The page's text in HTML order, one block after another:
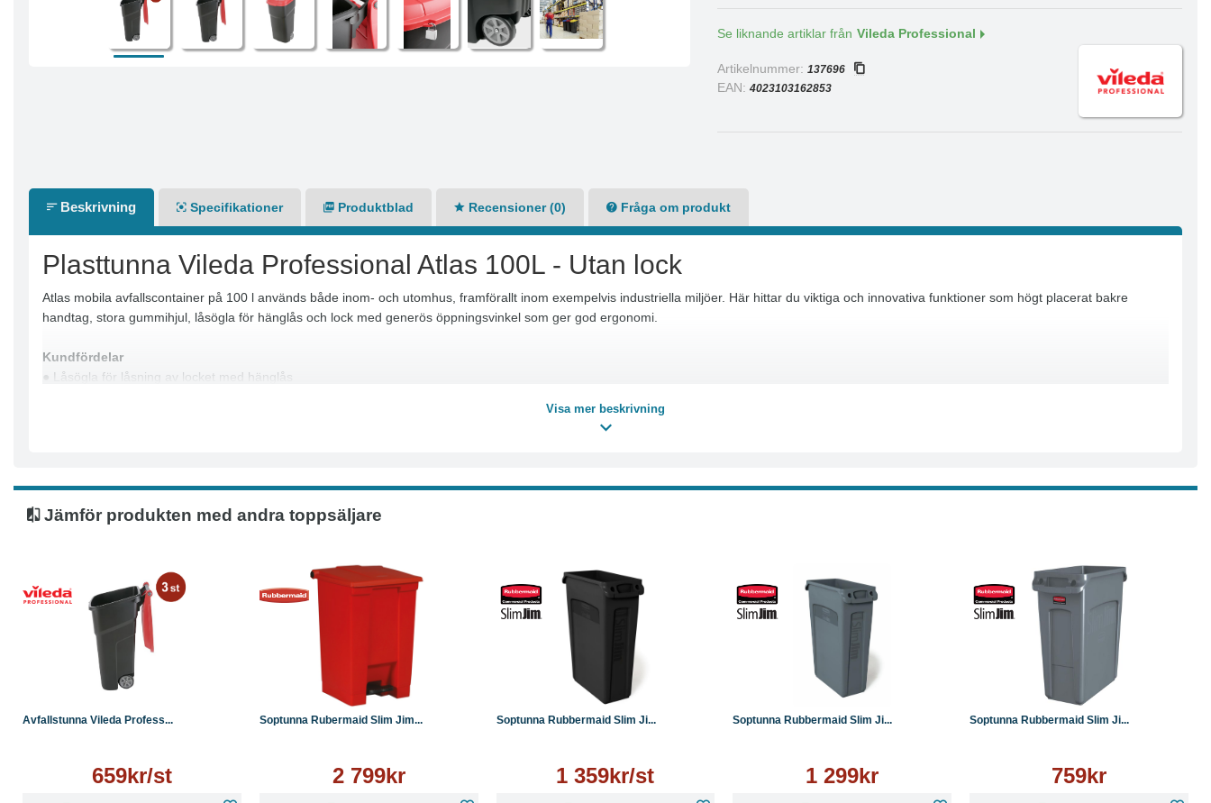
Se liknande artiklar från Vileda Professional
Artikelnummer:137696
EAN:4023103162853
Beskrivning Specifikationer Produktblad Recensioner (0) Fråga om produkt
Plasttunna Vileda Professional Atlas 100L - Utan lock
Atlas mobila avfallscontainer på 100 l används både inom- och utomhus, framförallt inom exempelvis industriella miljöer. Här hittar du viktiga och innovativa funktioner som högt placerat bakre
handtag, stora gummihjul, låsögla för hänglås och lock med generös öppningsvinkel som ger god ergonomi.
Kundfördelar
● Låsögla för låsning av locket med hänglås
Visa mer beskrivning
Jämför produkten med andra toppsäljare
Avfallstunna Vileda Profess...
659kr/st
Läs mer
Soptunna Rubermaid Slim Jim...
2 799kr
Köp Läs mer
Soptunna Rubbermaid Slim Ji...
1 359kr/st
Soptunna Rubbermaid Slim Ji...
1 299kr
Soptunna Rubbermaid Slim Ji...
759kr